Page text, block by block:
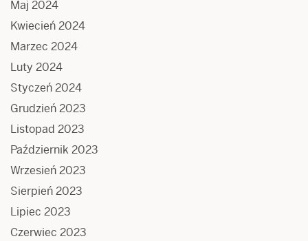
Maj 2024
Kwiecień 2024
Marzec 2024
Luty 2024
Styczeń 2024
Grudzień 2023
Listopad 2023
Październik 2023
Wrzesień 2023
Sierpień 2023
Lipiec 2023
Czerwiec 2023